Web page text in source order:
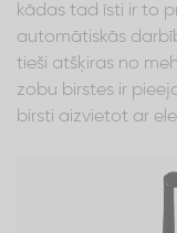
kādas tad īsti ir to
automātiskās
tieši atšķiras no
zobu birstes ir
birsti aizvietot ar